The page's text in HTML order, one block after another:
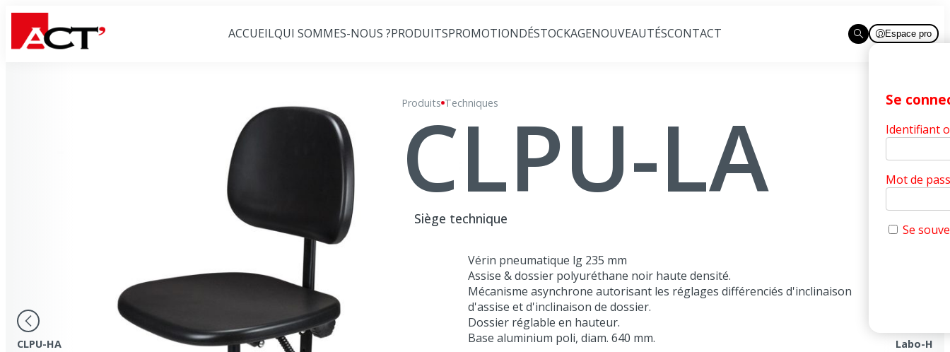
ACCUEILQUI SOMMES-NOUS ?PRODUITSPROMOTIONDÉSTOCKAGENOUVEAUTÉSCONTACT Ouvrir la recherche
Espace pro
Se
Identifiant
Mot de
Se
Produits Techniques
CLPU-LA
CLPU-LA
Siège technique
Vérin pneumatique lg 235 mm
Assise & dossier polyuréthane noir haute densité.
Mécanisme asynchrone autorisant les réglages différenciés d'inclinaison
d'assise et d'inclinaison de dossier.
Dossier réglable en hauteur.
Base aluminium poli, diam. 640 mm.
CLPU-HA Labo-H